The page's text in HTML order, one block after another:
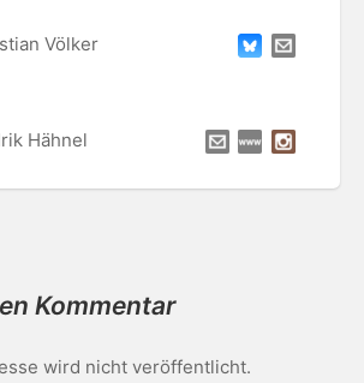
Völker
Hähnel
Kommentar
wird nicht veröffentlicht.